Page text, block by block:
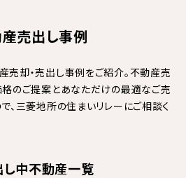
売出し事例
却・売出し事例をご紹介。不動産売
のご提案とあなただけの最適なご売
、三菱地所の住まいリレーにご相談く
中不動産一覧